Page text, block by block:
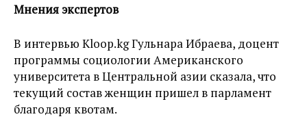
Мнения экспертов
В интервью Kloop.kg Гульнара Ибраева, доцент
программы социологии Американского
университета в Центральной азии сказала, что
текущий состав женщин пришел в парламент
благодаря квотам.